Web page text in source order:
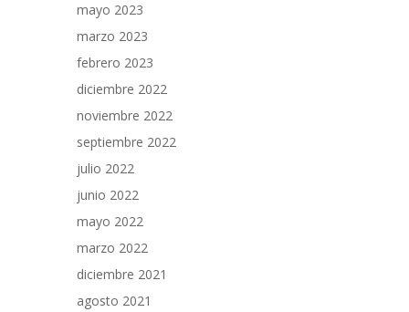
mayo 2023
marzo 2023
febrero 2023
diciembre 2022
noviembre 2022
septiembre 2022
julio 2022
junio 2022
mayo 2022
marzo 2022
diciembre 2021
agosto 2021